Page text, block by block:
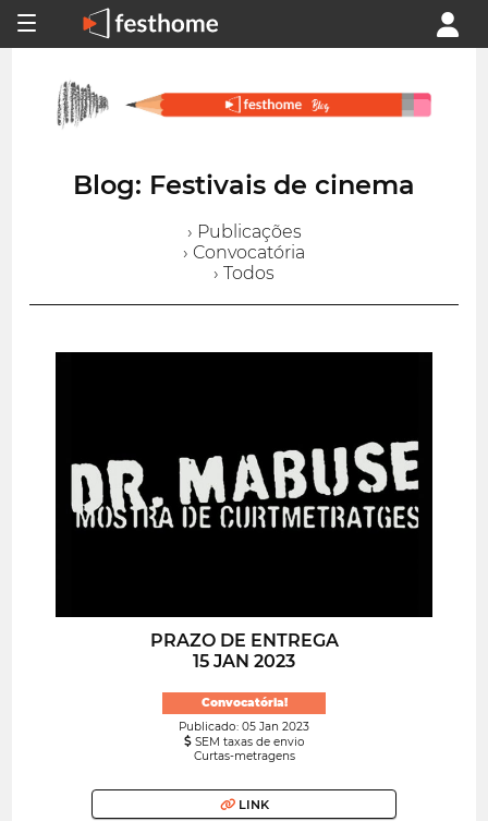
Blog: Festivais de cinema
› Publicações
› Convocatória
› Todos
PRAZO DE ENTREGA
15 JAN 2023
Convocatória!
Publicado: 05 Jan 2023
SEM taxas de envio
Curtas-metragens
LINK